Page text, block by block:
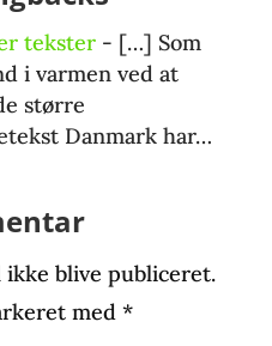
tekster- […] Som
i varmen ved at
større
Danmark har…
blive publiceret.
med *